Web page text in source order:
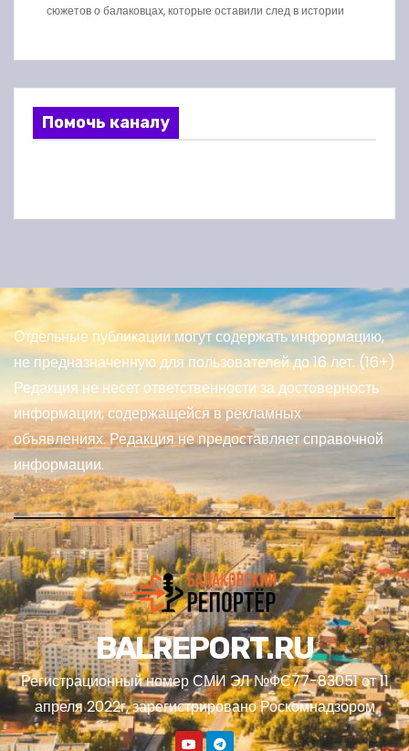
сюжетов о балаковцах, которые оставили след в истории
Помочь каналу
Отдельные публикации могут содержать информацию,
не предназначенную для пользователей до 16 лет. (16+)
Редакция не несет ответственности за достоверность
информации, содержащейся в рекламных
объявлениях. Редакция не предоставляет справочной
информации.
BALREPORT.RU
Регистрационный номер СМИ ЭЛ №ФС77-83051 от 11
апреля 2022г, зарегистрировано Роскомнадзором